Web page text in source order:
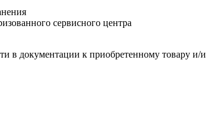
сервисного центра
в документации к приобретенному товару и/